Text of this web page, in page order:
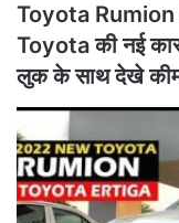
Toyota Rumion
Toyota की नई
लुक के साथ देखे